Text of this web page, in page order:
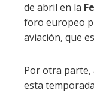
de abril en la
foro europeo
aviación, que
Por otra parte,
esta